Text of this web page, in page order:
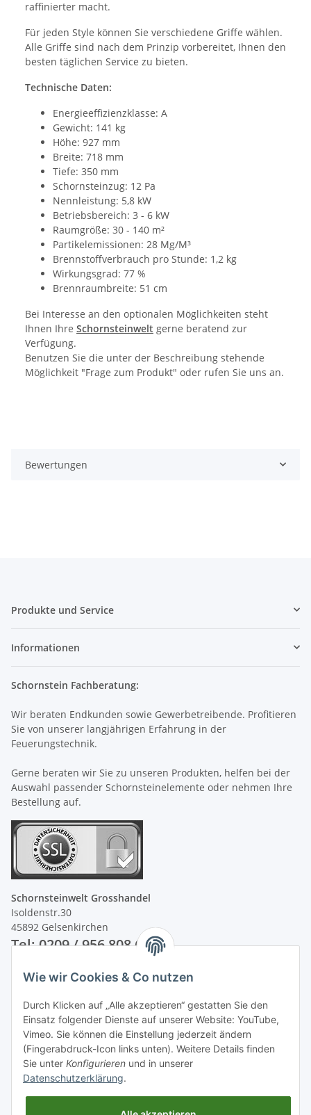
raffinierter macht.
Für jeden Style können Sie verschiedene Griffe wählen.
Alle Griffe sind nach dem Prinzip vorbereitet, Ihnen den
besten täglichen Service zu bieten.
Technische Daten:
Energieeffizienzklasse: A
Gewicht: 141 kg
Höhe: 927 mm
Breite: 718 mm
Tiefe: 350 mm
Schornsteinzug: 12 Pa
Nennleistung: 5,8 kW
Betriebsbereich: 3 - 6 kW
Raumgröße: 30 - 140 m²
Partikelemissionen: 28 Mg/M³
Brennstoffverbrauch pro Stunde: 1,2 kg
Wirkungsgrad: 77 %
Brennraumbreite: 51 cm
Bei Interesse an den optionalen Möglichkeiten steht
Ihnen Ihre Schornsteinwelt gerne beratend zur
Verfügung.
Benutzen Sie die unter der Beschreibung stehende
Möglichkeit "Frage zum Produkt" oder rufen Sie uns an.
Bewertungen
Produkte und Service
Informationen
Schornstein Fachberatung:
Wir beraten Endkunden sowie Gewerbetreibende. Profitieren
Sie von unserer langjährigen Erfahrung in der
Feuerungstechnik.
Gerne beraten wir Sie zu unseren Produkten, helfen bei der
Auswahl passender Schornsteinelemente oder nehmen Ihre
Bestellung auf.
Schornsteinwelt Grosshandel
Isoldenstr.30
45892 Gelsenkirchen
Tel: 0209 / 956 808 60
Unsere Zahlungsarten
Wie wir Cookies & Co nutzen
Durch Klicken auf „Alle akzeptieren“ gestatten Sie den
Einsatz folgender Dienste auf unserer Website: YouTube,
Vimeo. Sie können die Einstellung jederzeit ändern
(Fingerabdruck-Icon links unten). Weitere Details finden
Sie unter Konfigurieren und in unserer
Datenschutzerklärung.